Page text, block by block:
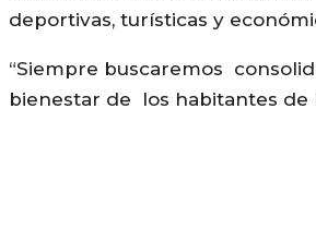
deportivas, turísticas y
“Siempre buscaremos
bienestar de los habitantes de